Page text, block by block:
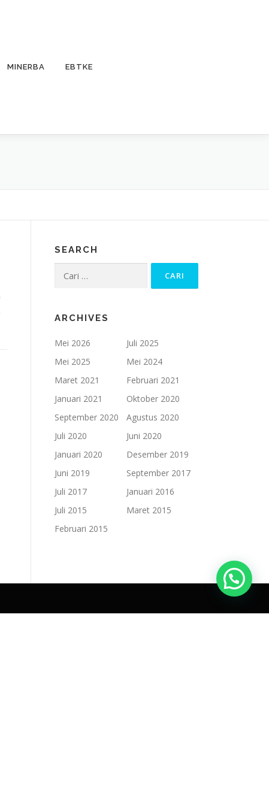
MINERBA EBTKE
SEARCH
untuk:
ARCHIVES
Mei 2026
Juli 2025
Mei 2025
Mei 2024
Maret 2021
Februari 2021
Januari 2021
Oktober 2020
September 2020
Agustus 2020
Juli 2020
Juni 2020
Januari 2020
Desember 2019
Juni 2019
September 2017
Juli 2017
Januari 2016
Juli 2015
Maret 2015
Februari 2015